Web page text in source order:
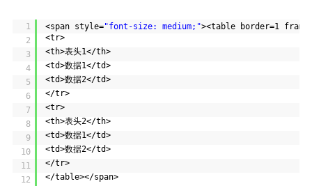
1
2
3
4
5
6
7
8
9
10
11
12
<span style="font-size: medium;"><table border=1
<tr>
<th>表头1</th>
<td>数据1</td>
<td>数据2</td>
</tr>
<tr>
<th>表头2</th>
<td>数据1</td>
<td>数据2</td>
</tr>
</table></span>